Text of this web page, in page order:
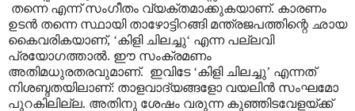
തന്നെ എന്ന് സംഗീതം വ്യക്തമാക്കുകയാണ്. കാരണം
ഉടൻ തന്നെ സ്ഥായി താഴോട്ടിറങ്ങി മന്ത്രജപത്തിന്റെ ഛായ
കൈവരികയാണ്, ‘കിളി ചിലച്ചു‘ എന്ന പല്ലവി
പ്രയോഗത്താൽ. ഈ സംക്രമണം
അതിമധുരതരവുമാണ്. ഇവിടേ ‘കിളി ചിലച്ചു’ എന്നത്
നിശബ്ദതയിലാണ്: താളവാദ്യങ്ങളോ വയലിൻ സംഘമോ
പുറകിലില്ല. അതിനു ശേഷം വരുന്ന കുഞ്ഞിടവേളയ്ക്ക്